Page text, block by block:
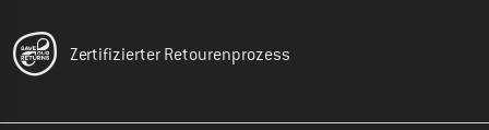
Zertifizierter Retourenprozess